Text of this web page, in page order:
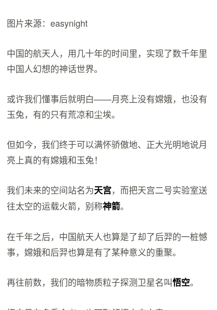
图片来源：easynight
中国的航天人，用几十年的时间里，实现了数千年里
中国人幻想的神话世界。
或许我们懂事后就明白——月亮上没有嫦娥，也没有
玉兔，有的只有荒凉和尘埃。
但如今，我们终于可以满怀骄傲地、正大光明地说月
亮上真的有嫦娥和玉兔！
我们未来的空间站名为天宫，而把天宫二号实验室送
往太空的运载火箭，别称神箭。
在千年之后，中国航天人也算是了却了后羿的一桩憾
事，嫦娥和后羿也算是有了某种意义的重聚。
再往前数，我们的暗物质粒子探测卫星名叫悟空。